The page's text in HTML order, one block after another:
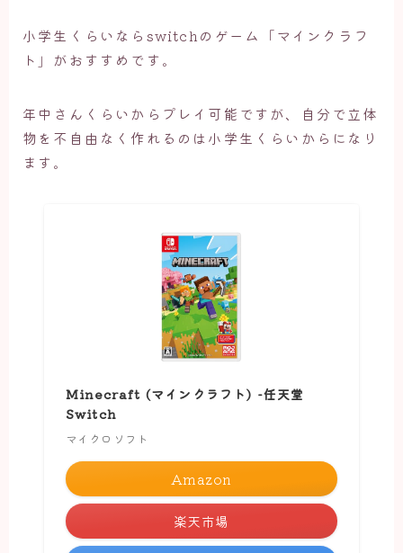
小学生くらいならswitchのゲーム「マインクラフ
ト」がおすすめです。
年中さんくらいからプレイ可能ですが、自分で立体
物を不自由なく作れるのは小学生くらいからになり
ます。
Minecraft (マインクラフト) -任天堂
Switch
マイクロソフト
Amazon
楽天市場